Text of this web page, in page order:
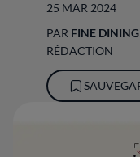
25 MAR 2024
PAR FINE DINING
RÉDACTION